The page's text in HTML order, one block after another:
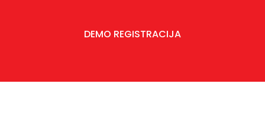
DEMO REGISTRACIJA